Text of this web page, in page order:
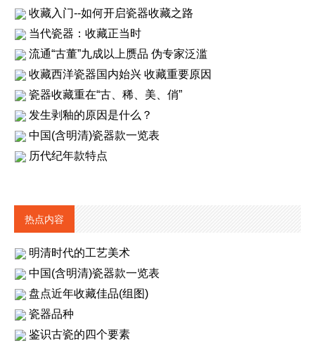
收藏入门--如何开启瓷器收藏之路
当代瓷器：收藏正当时
流通“古董”九成以上赝品 伪专家泛滥
收藏西洋瓷器国内始兴 收藏重要原因
瓷器收藏重在“古、稀、美、俏”
发生剥釉的原因是什么？
中国(含明清)瓷器款一览表
历代纪年款特点
热点内容
明清时代的工艺美术
中国(含明清)瓷器款一览表
盘点近年收藏佳品(组图)
瓷器品种
鉴识古瓷的四个要素